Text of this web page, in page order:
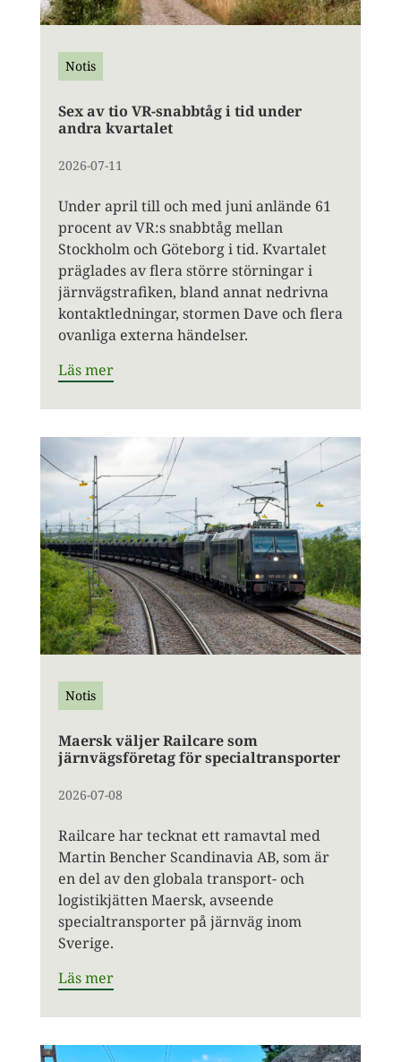
Notis
Sex av tio VR-snabbtåg i tid under
andra kvartalet
2026-07-11
Under april till och med juni anlände 61
procent av VR:s snabbtåg mellan
Stockholm och Göteborg i tid. Kvartalet
präglades av flera större störningar i
järnvägstrafiken, bland annat nedrivna
kontaktledningar, stormen Dave och flera
ovanliga externa händelser.
Läs mer
Notis
Maersk väljer Railcare som
järnvägsföretag för specialtransporter
2026-07-08
Railcare har tecknat ett ramavtal med
Martin Bencher Scandinavia AB, som är
en del av den globala transport- och
logistikjätten Maersk, avseende
specialtransporter på järnväg inom
Sverige.
Läs mer